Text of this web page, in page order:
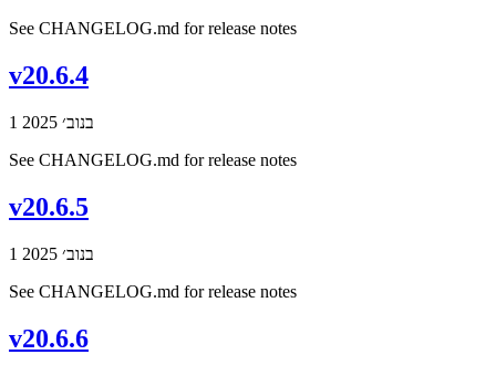
See CHANGELOG.md for release notes
v20.6.4
1 בנוב׳ 2025
See CHANGELOG.md for release notes
v20.6.5
1 בנוב׳ 2025
See CHANGELOG.md for release notes
v20.6.6